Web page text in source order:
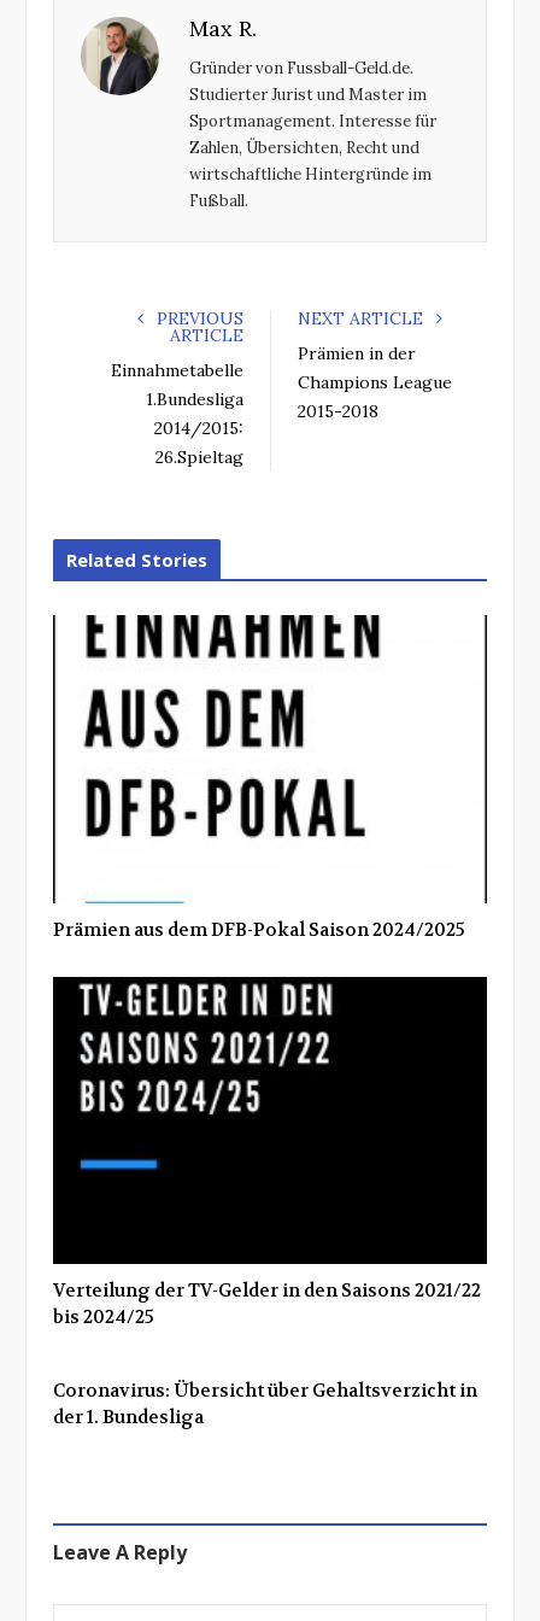
Max R.
Gründer von Fussball-Geld.de.
Studierter Jurist und Master im
Sportmanagement. Interesse für
Zahlen, Übersichten, Recht und
wirtschaftliche Hintergründe im
Fußball.
PREVIOUS
ARTICLE
Einnahmetabelle
1.Bundesliga
2014/2015:
26.Spieltag
NEXT ARTICLE
Prämien in der
Champions League
2015-2018
Related Stories
Prämien aus dem DFB-Pokal Saison 2024/2025
Verteilung der TV-Gelder in den Saisons 2021/22
bis 2024/25
Coronavirus: Übersicht über Gehaltsverzicht in
der 1. Bundesliga
Leave A Reply